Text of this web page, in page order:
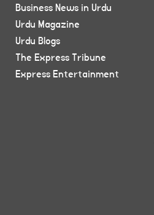
Business News in Urdu
Urdu Magazine
Urdu Blogs
The Express Tribune
Express Entertainment